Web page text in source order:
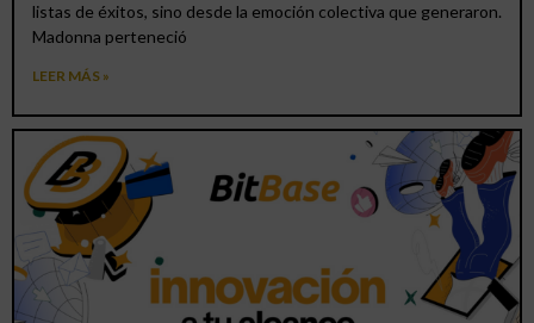
listas de éxitos, sino desde la emoción colectiva que generaron.
Madonna perteneció
LEER MÁS »